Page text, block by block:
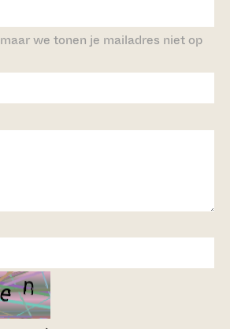
we tonen je mailadres niet op